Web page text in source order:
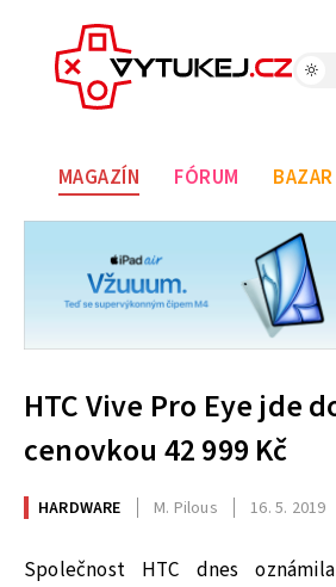
MAGAZÍN FÓRUM BAZAR
HTC Vive Pro Eye jde
cenovkou 42 999 Kč
HARDWARE M. Pilous 16. 5. 2019
Společnost HTC dnes